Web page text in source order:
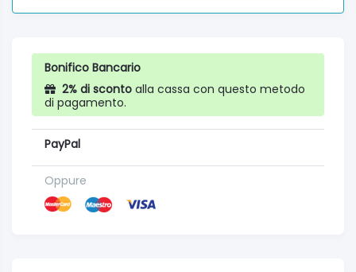
Bonifico Bancario
2% di sconto alla cassa con questo metodo
di pagamento.
PayPal
Oppure